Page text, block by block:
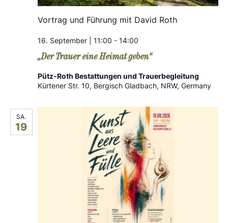
16. September | 11:00 - 14:00
„Der Trauer eine Heimat geben“
Vortrag und Führung mit David Roth
Pütz-Roth Bestattungen und Trauerbegleitung
Kürtener Str. 10, Bergisch Gladbach, NRW, Germany
SA.
19